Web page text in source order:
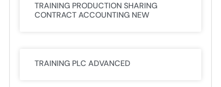
TRAINING PRODUCTION SHARING
CONTRACT ACCOUNTING NEW
TRAINING PLC ADVANCED